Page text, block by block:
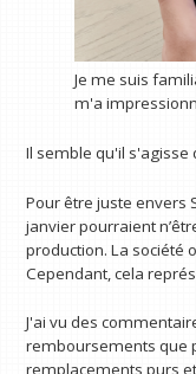
Je me suis
m'a
Il semble qu'il
Pour être juste envers
janvier pourraient
production. La société
Cependant, cela
J'ai vu des
remboursements que
remplacements purs